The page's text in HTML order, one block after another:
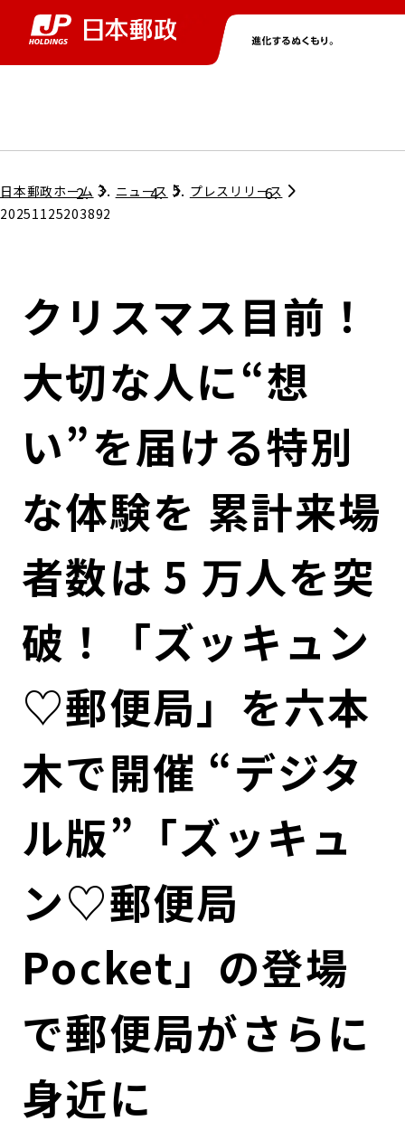
グループ情報トップ
コンプライアンス
ガバナンス
ローカル共創イニシアティブ
関連事業
株主・投資家情報トップ
個人投資家のみなさまへ
株式情報
IRカレンダー
ニューストップ
サステナビリティトップ
担当役員メッセージ
サステナビリティマネジメント
社会
ガバナンス
ESGデータ集
採用情報トップ
日本郵政ホーム ニュース
プレスリリース
20251125203892
クリスマス目前！
大切な人に“想
い”を届ける特別
な体験を 累計来場
者数は 5 万人を突
破！「ズッキュン
♡郵便局」を六本
木で開催 “デジタ
ル版”「ズッキュ
ン♡郵便局
Pocket」の登場
で郵便局がさらに
身近に